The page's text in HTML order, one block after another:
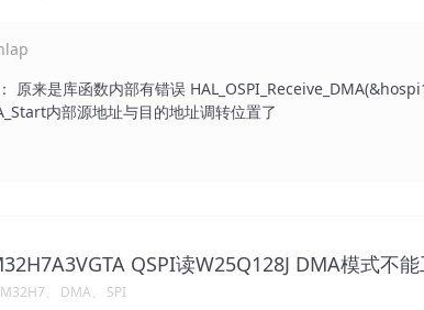
必须将ADC1和ADC2的数据转运完成之后才能进行新的数据
还是7MSPS，无法达到14MSPS(7MSPS×2) 最后获取
触发ADC1，8位采样率,采样速度7MSPS,使用
据，奇数位全部为0的数组 使用TIM1的更新事件(50%占空比,
拷贝数据， 将ADC2的采样数据作为源地址，8位数据
原来是库函数内部有错误
内部源地址与目的地址调转位置了
QSPI读W25Q128J DMA模式不
DMA SPI